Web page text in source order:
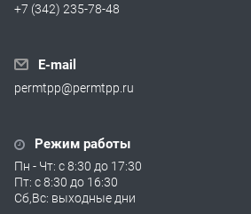
+7 (342) 235-78-48
E-mail
permtpp@permtpp.ru
Режим работы
Пн - Чт: с 8:30 до 17:30
Пт: с 8:30 до 16:30
Сб,Вс: выходные дни